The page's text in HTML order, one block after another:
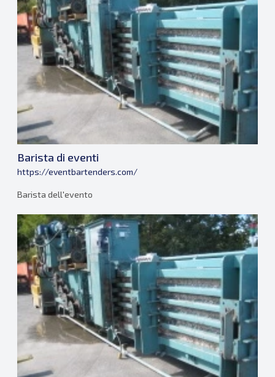
Barista di eventi
https://eventbartenders.com/
Barista dell'evento